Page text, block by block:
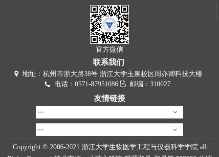
官方微信
联系我们
地址：杭州市浙大路38号 浙江大学玉泉校区周亦卿科技大楼
电话：0571-87951086
邮编：310027
友情链接
校内链接
校外链接
Copyright © 2006-2021 浙江大学生物医学工程与仪器科学学院 all